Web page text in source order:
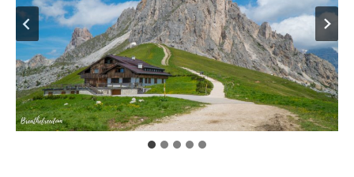
Cinque Torri